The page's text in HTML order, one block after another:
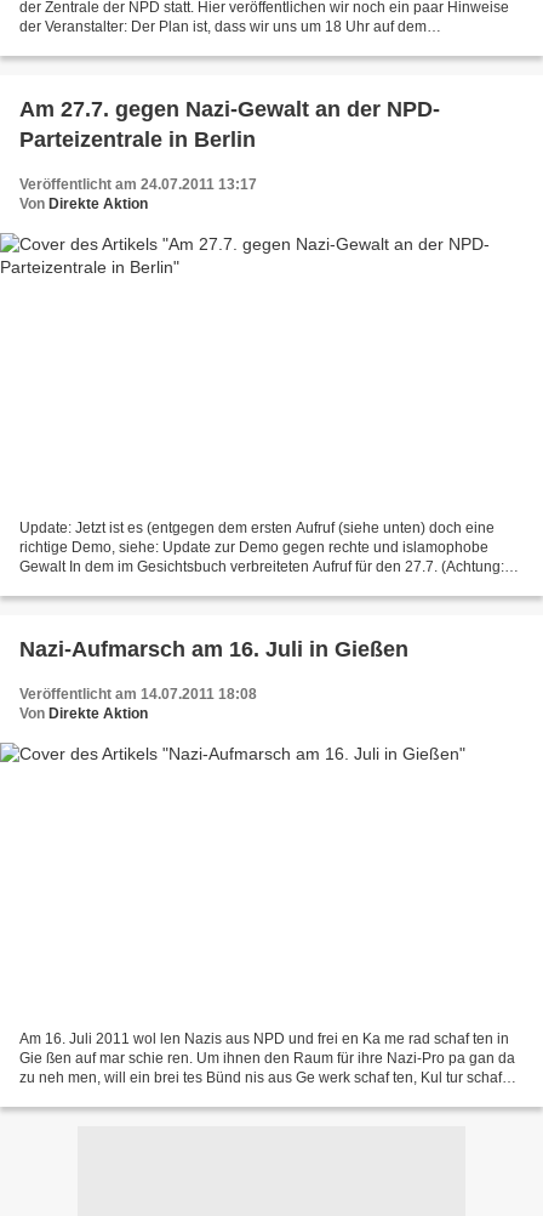
der Zentrale der NPD statt. Hier veröffentlichen wir noch ein paar Hinweise
der Veranstalter: Der Plan ist, dass wir uns um 18 Uhr auf dem
Am 27.7. gegen Nazi-Gewalt an der NPD-
Parteizentrale in Berlin
Veröffentlicht am 24.07.2011 13:17
Von Direkte Aktion
Update: Jetzt ist es (entgegen dem ersten Aufruf (siehe unten) doch eine
richtige Demo, siehe: Update zur Demo gegen rechte und islamophobe
Gewalt In dem im Gesichtsbuch verbreiteten Aufruf für den 27.7. (Achtung:
Nazi-Aufmarsch am 16. Juli in Gießen
Veröffentlicht am 14.07.2011 18:08
Von Direkte Aktion
Am 16. Juli 2011 wol len Nazis aus NPD und frei en Ka me rad schaf ten in
Gie ßen auf mar schie ren. Um ihnen den Raum für ihre Nazi-Pro pa gan da
zu neh men, will ein brei tes Bünd nis aus Ge werk schaf ten, Kul tur schaf